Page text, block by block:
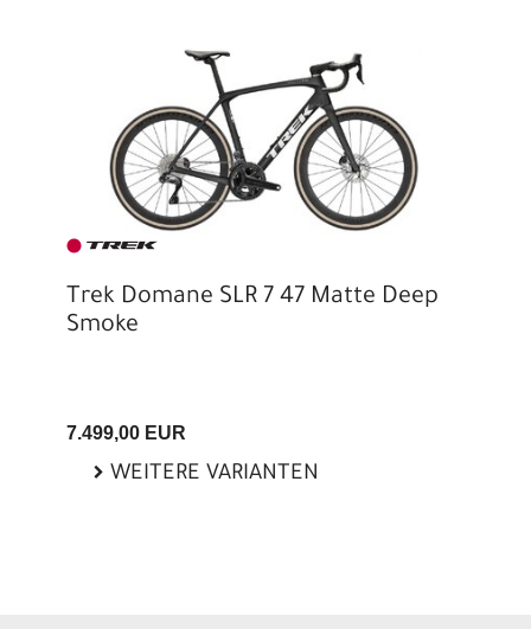
Trek Domane SLR 7 47 Matte Deep
Smoke
7.499,00 EUR
WEITERE VARIANTEN